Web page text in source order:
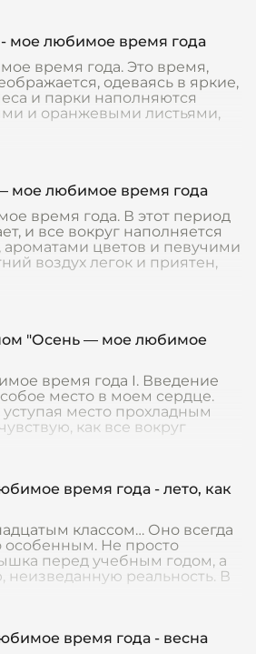
мое любимое время года
время года. Это время,
одеваясь в яркие,
и парки наполняются
и оранжевыми листьями,
мое любимое время года
время года. В этот период
и все вокруг наполняется
цветов и певучими
воздух легок и приятен,
"Осень — мое любимое
время года I. Введение
место в моем сердце.
уступая место прохладным
как все вокруг
время года - лето, как
классом… Оно всегда
особенным. Не просто
перед учебным годом, а
неизведанную реальность. В
время года - весна